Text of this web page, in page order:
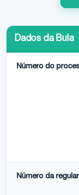
Dados da Bula
Número do
Número da